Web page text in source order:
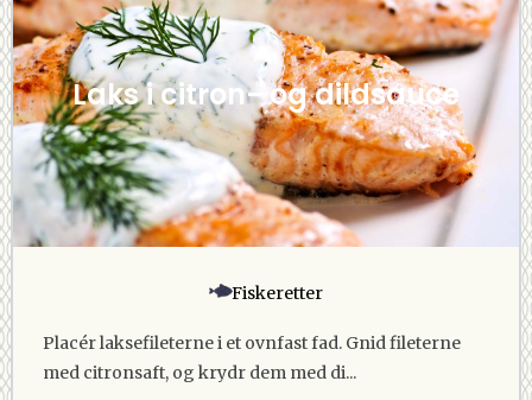
Laks i citron- og dildsauce
Fiskeretter
Placér laksefileterne i et ovnfast fad. Gnid fileterne
med citronsaft, og krydr dem med di...